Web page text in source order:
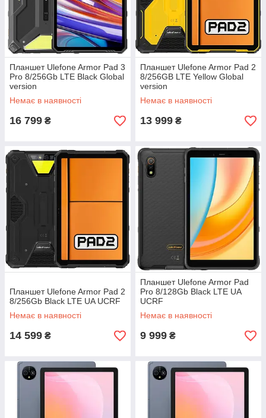
Планшет Ulefone Armor Pad 3
Pro 8/256Gb LTE Black Global
version
Немає в наявності
16 799 ₴
Планшет Ulefone Armor Pad 2
8/256GB LTE Yellow Global
version
Немає в наявності
13 999 ₴
Планшет Ulefone Armor Pad 2
8/256Gb Black LTE UA UCRF
Немає в наявності
14 599 ₴
Планшет Ulefone Armor Pad
Pro 8/128Gb Black LTE UA
UCRF
Немає в наявності
9 999 ₴